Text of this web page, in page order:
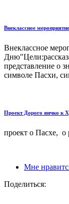
Внеклассное
Внеклассное
представление о
символе Пасхи,
Проект Дорого яичко к
проект о Пасхе, о
Мне
Поделиться: